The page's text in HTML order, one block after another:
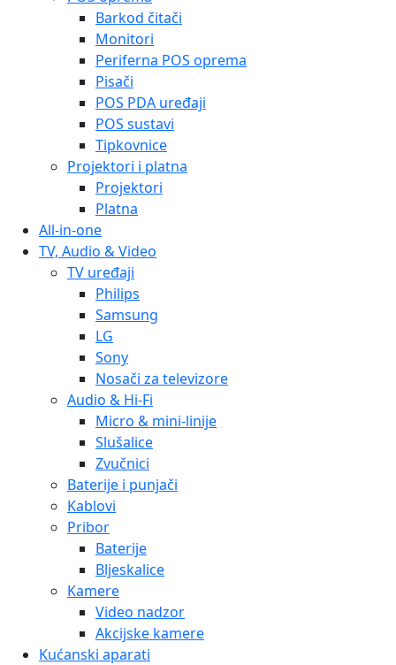
Barkod čitači
Monitori
Periferna POS oprema
Pisači
POS PDA uređaji
POS sustavi
Tipkovnice
Projektori i platna
Projektori
Platna
All-in-one
TV, Audio & Video
TV uređaji
Philips
Samsung
LG
Sony
Nosači za televizore
Audio & Hi-Fi
Micro & mini-linije
Slušalice
Zvučnici
Baterije i punjači
Kablovi
Pribor
Baterije
Bljeskalice
Kamere
Video nadzor
Akcijske kamere
Kućanski aparati